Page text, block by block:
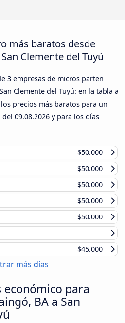
más baratos desde
Clemente del Tuyú
3 empresas de micros parten
Clemente del Tuyú: en la tabla a
precios más baratos para un
del 09.08.2026 y para los días
$50.000
$50.000
$50.000
$50.000
$50.000
$45.000
más días
para
BA a San